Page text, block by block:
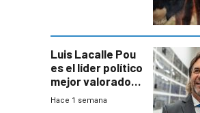
Luis Lacalle Pou
es el líder político
mejor valorado
del país, según
Hace 1 semana